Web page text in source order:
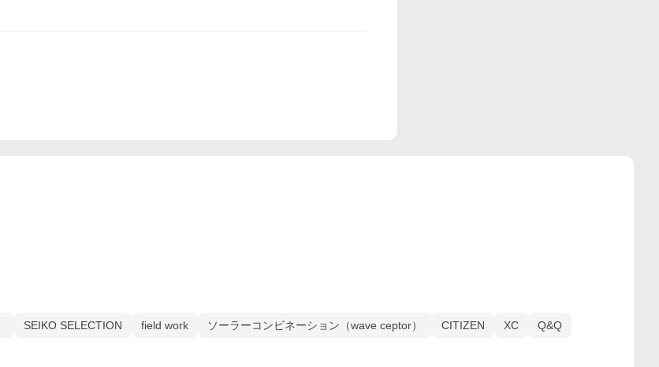
SEIKO SELECTION field work ソーラーコンビネーション（wave ceptor） CITIZEN XC Q&Q